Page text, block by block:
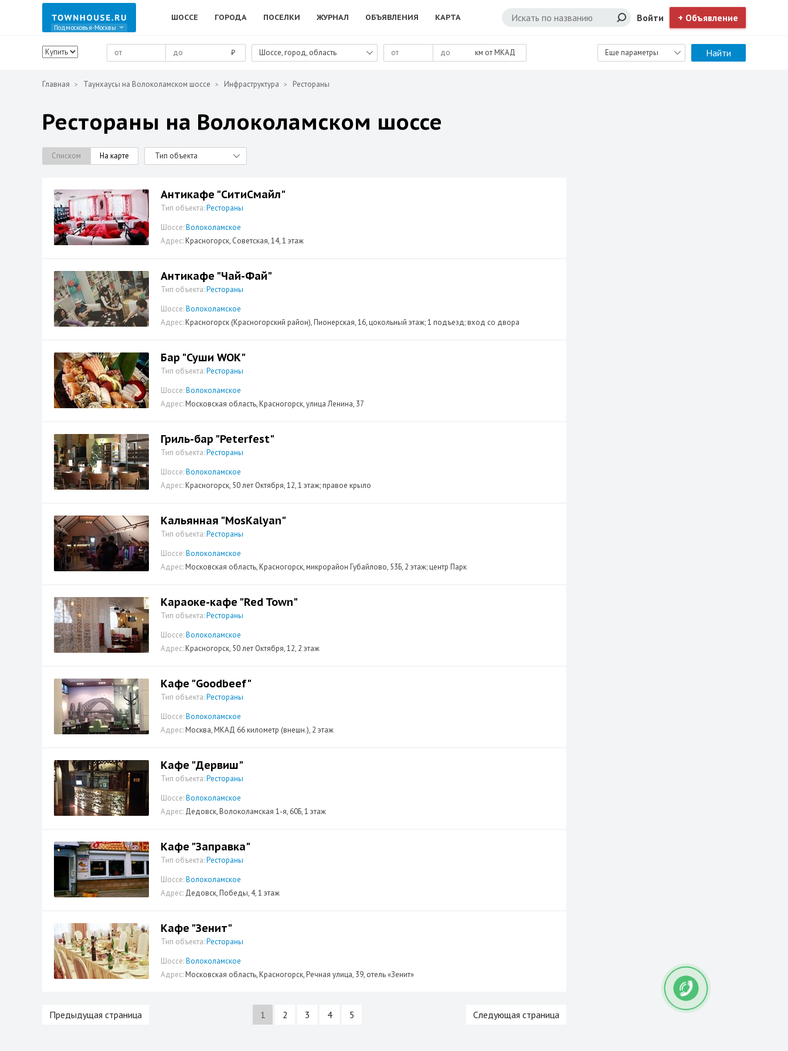
Подмосковья-Москвы
ШОССЕ ГОРОДА ПОСЕЛКИ ЖУРНАЛ ОБЪЯВЛЕНИЯ КАРТА Войти + Объявление
₽ Шоссе, город, область км от МКАД Еще параметры Найти
Главная Таунхаусы на Волоколамском шоссе Инфраструктура Рестораны
Рестораны на Волоколамском шоссе
Списком На карте Тип объекта
Антикафе "СитиСмайл"
Тип объекта:Рестораны
Шоссе:Волоколамское
Адрес:Красногорск, Советская, 14, 1 этаж
Антикафе "Чай-Фай"
Тип объекта:Рестораны
Шоссе:Волоколамское
Адрес:Красногорск (Красногорский район), Пионерская, 16, цокольный этаж; 1 подъезд; вход со двора
Бар "Суши WOK"
Тип объекта:Рестораны
Шоссе:Волоколамское
Адрес:Московская область, Красногорск, улица Ленина, 37
Гриль-бар "Peterfest"
Тип объекта:Рестораны
Шоссе:Волоколамское
Адрес:Красногорск, 50 лет Октября, 12, 1 этаж; правое крыло
Кальянная "MosKalyan"
Тип объекта:Рестораны
Шоссе:Волоколамское
Адрес:Московская область, Красногорск, микрорайон Губайлово, 53Б, 2 этаж; центр Парк
Караоке-кафе "Red Town"
Тип объекта:Рестораны
Шоссе:Волоколамское
Адрес:Красногорск, 50 лет Октября, 12, 2 этаж
Кафе "Goodbeef"
Тип объекта:Рестораны
Шоссе:Волоколамское
Адрес:Москва, МКАД 66 километр (внешн.), 2 этаж
Кафе "Дервиш"
Тип объекта:Рестораны
Шоссе:Волоколамское
Адрес: Дедовск, Волоколамская 1-я, 60Б, 1 этаж
Кафе "Заправка"
Тип объекта:Рестораны
Шоссе:Волоколамское
Адрес: Дедовск, Победы, 4, 1 этаж
Кафе "Зенит"
Тип объекта:Рестораны
Шоссе:Волоколамское
Адрес:Московская область, Красногорск, Речная улица, 39, отель «Зенит»
Предыдущая страница 1 2 3 4 5 Следующая страница